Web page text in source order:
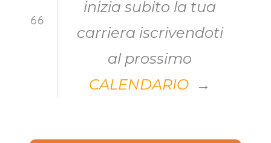
inizia subito la tua
carriera iscrivendoti
al prossimo
CALENDARIO →